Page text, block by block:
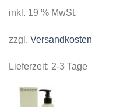
inkl. 19 % MwSt.
zzgl. Versandkosten
Lieferzeit: 2-3 Tage